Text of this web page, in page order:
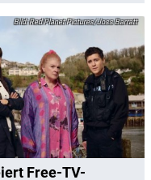
Red Planet Pictures/Joss Barratt
Free-TV-